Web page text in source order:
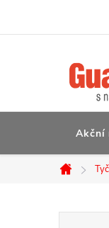
Akční
Domů